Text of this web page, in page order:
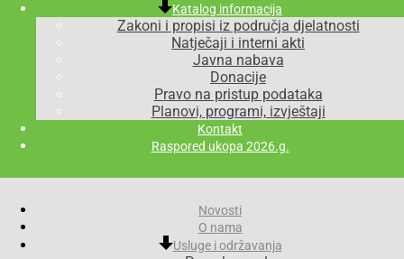
Katalog informacija
Zakoni i propisi iz područja djelatnosti
Natječaji i interni akti
Javna nabava
Donacije
Pravo na pristup podataka
Planovi, programi, izvještaji
Kontakt
Raspored ukopa 2026.g.
Novosti
O nama
Usluge i održavanja